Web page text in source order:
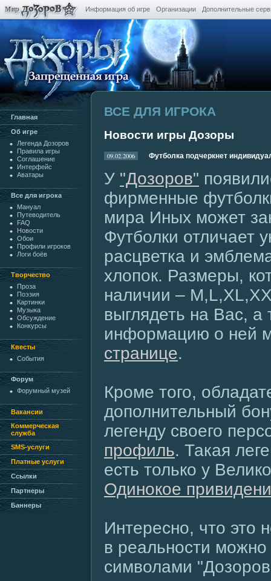
Информация об игре Организации Дополнительные
Главная
Oб игре
Легенда Дозоров
Правила игры
Cоглашение
Интерфейс
Аватары
Все для игрока
Мануал
Путеводитель
FAQ
Новости
Обои
Профили игроков
Логи боёв
Творчество
Проза
Поэзия
Картинки
Музыка
Обсуждение
Конкурсы
Квесты
События
Форум
Форумный музей
Вакансии
Коммерческая
служба
SMS-услуги
Платные услуги
Ссылки
Партнеры
Баннеры
ВСЕ ДЛЯ ИГРОКА
Новости игры Дозоры
09.02.2006 Футболка подчеркнет
У "Дозоров"
фирменные
мира Иных может
Футболки отличает
расцветка и
хлопок. Размеры,
наличии –
выглядеть на Вас, а
информацию о ней
странице.
Кроме того,
дополнительный
легенду своего
профиль. Такая
есть только у
Одинокое
Интересно, что это
в реальности
символами